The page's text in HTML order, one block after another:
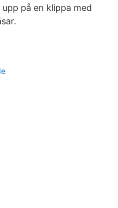
på en klippa med